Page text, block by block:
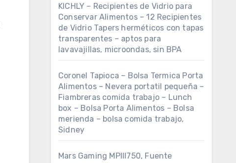
KICHLY – Recipientes de Vidrio para
Conservar Alimentos – 12 Recipientes
de Vidrio Tapers herméticos con tapas
transparentes – aptos para
lavavajillas, microondas, sin BPA
Coronel Tapioca – Bolsa Termica Porta
Alimentos – Nevera portatil pequeña –
Fiambreras comida trabajo – Lunch
box – Bolsa Porta Alimentos – Bolsa
merienda – bolsa comida trabajo,
Sidney
Mars Gaming MPIII750, Fuente